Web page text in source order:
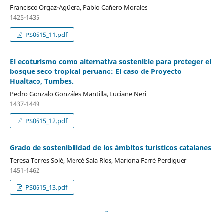
Francisco Orgaz-Agüera, Pablo Cañero Morales
1425-1435
PS0615_11.pdf
El ecoturismo como alternativa sostenible para proteger el
bosque seco tropical peruano: El caso de Proyecto
Hualtaco, Tumbes.
Pedro Gonzalo Gonzáles Mantilla, Luciane Neri
1437-1449
PS0615_12.pdf
Grado de sostenibilidad de los ámbitos turísticos catalanes
Teresa Torres Solé, Mercè Sala Ríos, Mariona Farré Perdiguer
1451-1462
PS0615_13.pdf